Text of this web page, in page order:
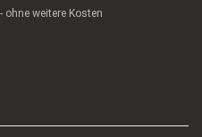
ohne weitere Kosten